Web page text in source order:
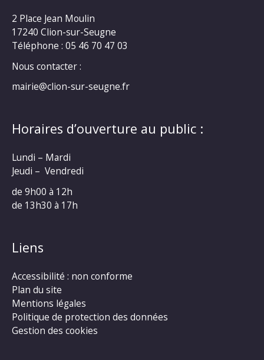
2 Place Jean Moulin
17240 Clion-sur-Seugne
Téléphone : 05 46 70 47 03
Nous contacter :
mairie@clion-sur-seugne.fr
Horaires d’ouverture au public :
Lundi – Mardi
Jeudi – Vendredi
de 9h00 à 12h
de 13h30 à 17h
Liens
Accessibilité : non conforme
Plan du site
Mentions légales
Politique de protection des données
Gestion des cookies